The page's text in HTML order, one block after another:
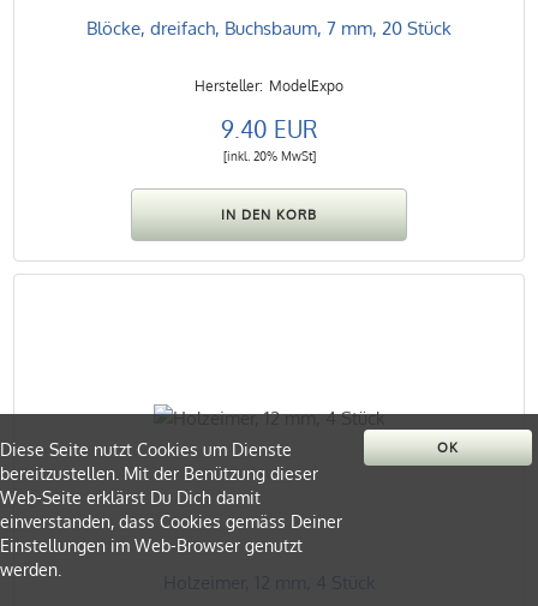
Blöcke, dreifach, Buchsbaum, 7 mm, 20 Stück
ModelExpo
9.40 EUR
[inkl. 20% MwSt]
OK
Diese Seite nutzt Cookies um Dienste
bereitzustellen. Mit der Benützung dieser
Web-Seite erklärst Du Dich damit
einverstanden, dass Cookies gemäss Deiner
Einstellungen im Web-Browser genutzt
werden.